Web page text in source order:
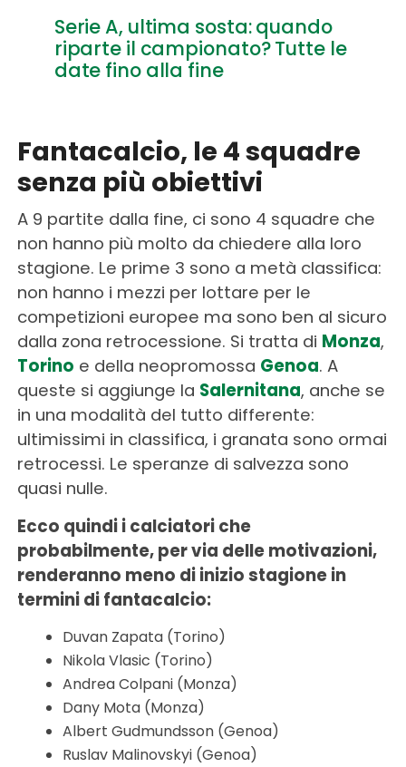
Serie A, ultima sosta: quando
riparte il campionato? Tutte le
date fino alla fine
Fantacalcio, le 4 squadre
senza più obiettivi
A 9 partite dalla fine, ci sono 4 squadre che
non hanno più molto da chiedere alla loro
stagione. Le prime 3 sono a metà classifica:
non hanno i mezzi per lottare per le
competizioni europee ma sono ben al sicuro
dalla zona retrocessione. Si tratta di Monza,
Torino e della neopromossa Genoa. A
queste si aggiunge la Salernitana, anche se
in una modalità del tutto differente:
ultimissimi in classifica, i granata sono ormai
retrocessi. Le speranze di salvezza sono
quasi nulle.
Ecco quindi i calciatori che
probabilmente, per via delle motivazioni,
renderanno meno di inizio stagione in
termini di fantacalcio:
Duvan Zapata (Torino)
Nikola Vlasic (Torino)
Andrea Colpani (Monza)
Dany Mota (Monza)
Albert Gudmundsson (Genoa)
Ruslav Malinovskyi (Genoa)